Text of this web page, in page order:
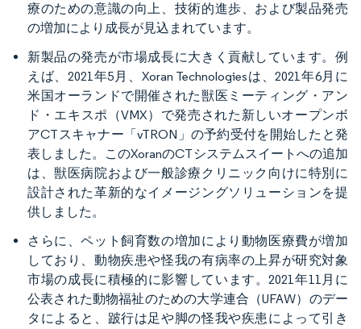
療のための意識の向上、技術的進歩、および製品発売
の増加により成長が見込まれています。
新製品の発売が市場成長に大きく貢献しています。例
えば、2021年5月、Xoran Technologiesは、2021年6月に
米国オーランドで開催された獣医ミーティング・アン
ド・エキスポ（VMX）で発売された新しいオープンボ
アCTスキャナー「vTRON」の予約受付を開始したと発
表しました。このXoranのCTシステムスイートへの追加
は、獣医病院および一般診療クリニック向けに特別に
設計された革新的なイメージングソリューションを提
供しました。
さらに、ペット飼育数の増加により動物医療費が増加
しており、動物疾患や怪我の有病率の上昇が研究対象
市場の成長に積極的に影響しています。2021年11月に
公表された動物福祉のための大学連合（UFAW）のデー
タによると、跛行は足や脚の怪我や疾患によって引き